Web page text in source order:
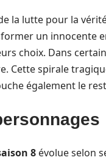
la lutte pour la
un innocente
choix. Dans
Cette spirale
également le
8 évolue selon